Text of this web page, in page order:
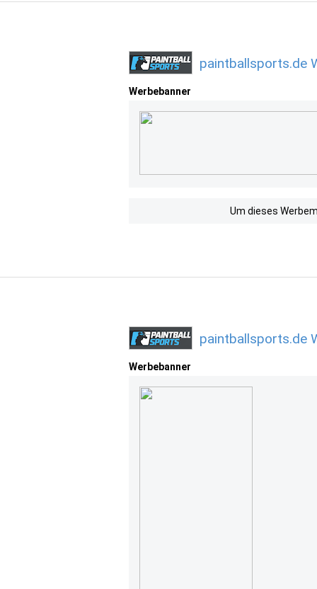
paintballsports.de
Werbebanner
Um dieses
paintballsports.de
Werbebanner